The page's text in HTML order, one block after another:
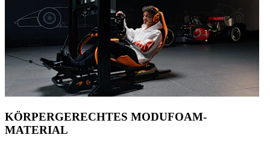
KÖRPERGERECHTES MODUFOAM-
MATERIAL